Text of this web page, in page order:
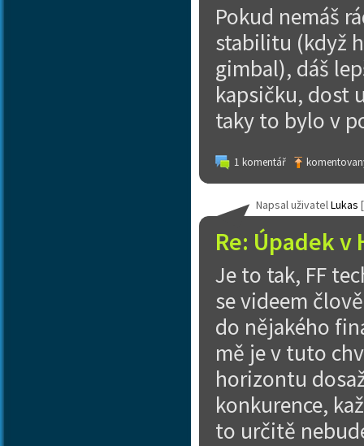
Pokud nemáš
stabilitu (když
gimbal), dáš
kapsičku, dost
taky to bylo v
1 komentář
Re: Úpadek
Napsal uživatelLukas [
Je to tak, FF
se videem
do nějakého
mě je v tuto
horizontu
konkurence,
to určitě